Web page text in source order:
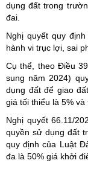
dụng đất trong
đai.
Nghị quyết quy
hành vi trục lợi, sai
Cụ thể, theo Điều
sung năm 2024)
dụng đất để giao
giá tối thiểu là 5%
Nghị quyết 66.11/
quyền sử dụng đất
quy định của Luật
đa là 50% giá khởi